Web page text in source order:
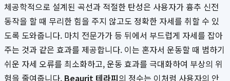
체공학적으로 설계된 곡선과 적절한 탄성은 사용자가 흉추 신전
동작을 할 때 무리한 힘을 주지 않고도 정확한 자세를 취할 수 있
도록 도와줍니다. 마치 전문가가 등 뒤에서 부드럽게 자세를 잡아
주는 것과 같은 효과를 제공합니다. 이는 혼자서 운동할 때 범하기
쉬운 자세 오류를 최소화하고, 운동 효과를 극대화하여 부상의 위
험을 줄여줍니다. Beaurit 테라피의 정수는 이처럼 사용자의 안